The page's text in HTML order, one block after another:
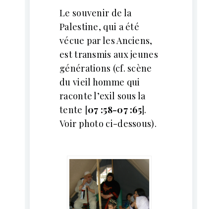
Le souvenir de la
Palestine, qui a été
vécue par les Anciens,
est transmis aux jeunes
générations (cf. scène
du vieil homme qui
raconte l’exil sous la
tente [07 :58-07 :65].
Voir photo ci-dessous).